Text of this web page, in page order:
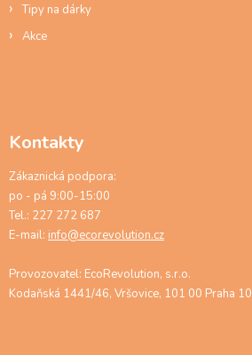
Tipy na dárky
Akce
Kontakty
Zákaznická podpora:
po - pá 9:00-15:00
Tel.: 227 272 687
E-mail: info@ecorevolution.cz
Provozovatel: EcoRevolution, s.r.o.
Kodaňská 1441/46, Vršovice, 101 00 Praha 10